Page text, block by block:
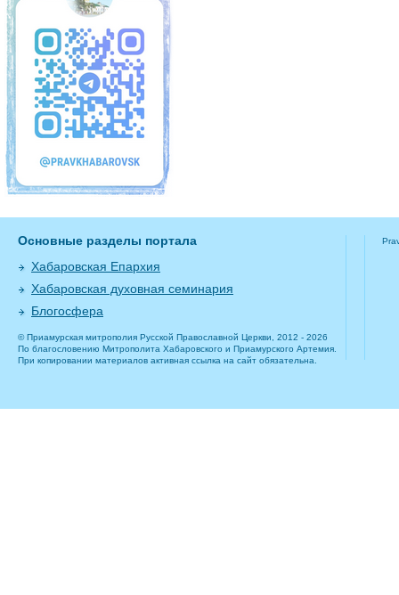
Основные разделы портала
Хабаровская Епархия
Хабаровская духовная семинария
Блогосфера
© Приамурская митрополия Русской Православной Церкви, 2012 - 2026
По благословению Митрополита Хабаровского и Приамурского Артемия.
При копировании материалов активная ссылка на сайт обязательна.